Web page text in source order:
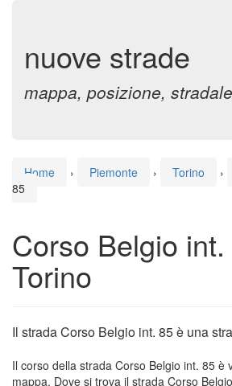
nuove strade
mappa, posizione, stradale
Home › Piemonte › Torino ›
85
Corso Belgio
Torino
Il strada Corso Belgio int. 85 è una
Il corso della strada Corso Belgio int. 85 è
mappa. Dove si trova il strada Corso